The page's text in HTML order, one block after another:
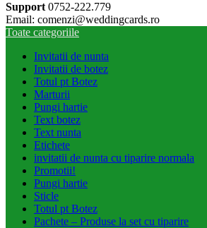
Support 0752-222.779
Email: comenzi@weddingcards.ro
Toate categoriile
Invitatii de nunta
Invitatii de botez
Totul pt Botez
Marturii
Pungi hartie
Text botez
Text nunta
Etichete
invitatii de nunta cu tiparire normala
Promotii!
Pungi hartie
Sticle
Totul pt Botez
Pachete – Produse la set cu tiparire